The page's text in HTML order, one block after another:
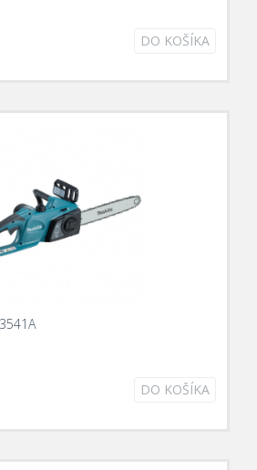
DO KOŠÍKA
DO KOŠÍKA